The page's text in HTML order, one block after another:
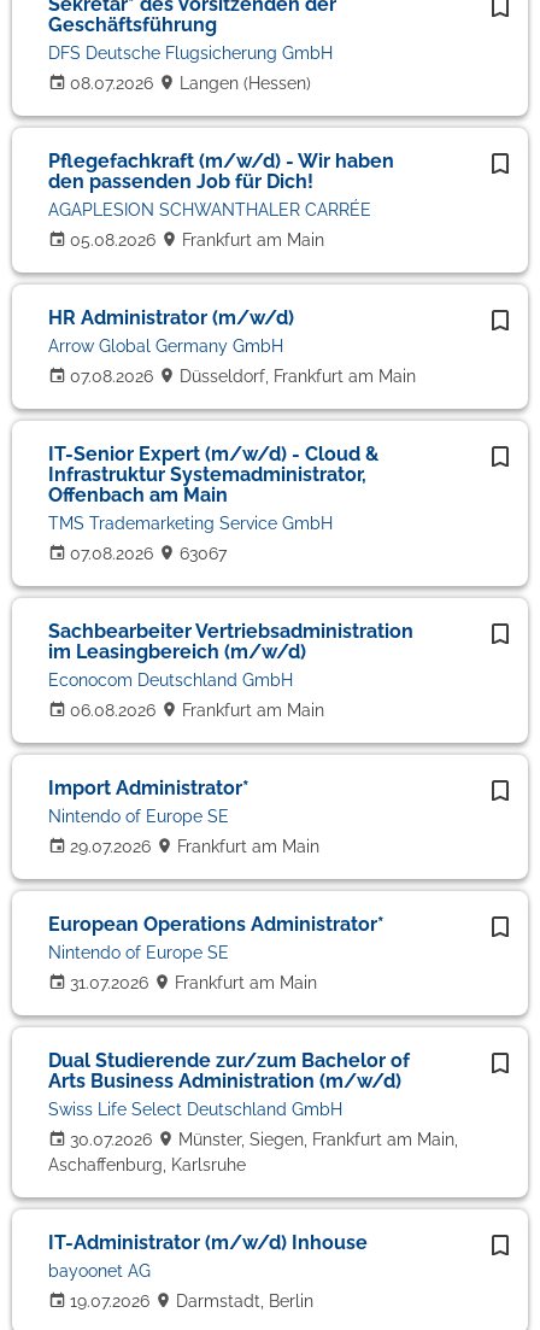
Geschäftsführung
08.07.2026
DFS Deutsche Flugsicherung GmbH
Langen (Hessen)
Pflegefachkraft (m/w/d) - Wir haben
den passenden Job für Dich!
05.08.2026
AGAPLESION SCHWANTHALER CARRÉE
Frankfurt am Main
HR Administrator (m/w/d)
07.08.2026
Arrow Global Germany GmbH
Düsseldorf, Frankfurt am Main
IT-Senior Expert (m/w/d) - Cloud &
Infrastruktur Systemadministrator,
Offenbach am Main
07.08.2026
TMS Trademarketing Service GmbH
63067
Sachbearbeiter Vertriebsadministration
im Leasingbereich (m/w/d)
06.08.2026
Econocom Deutschland GmbH
Frankfurt am Main
Import Administrator*
29.07.2026
Nintendo of Europe SE
Frankfurt am Main
European Operations Administrator*
31.07.2026
Nintendo of Europe SE
Frankfurt am Main
Dual Studierende zur/zum Bachelor of
Arts Business Administration (m/w/d)
30.07.2026
Swiss Life Select Deutschland GmbH
Münster, Siegen, Frankfurt am Main,
Aschaffenburg, Karlsruhe
IT-Administrator (m/w/d) Inhouse
19.07.2026
bayoonet AG
Darmstadt, Berlin